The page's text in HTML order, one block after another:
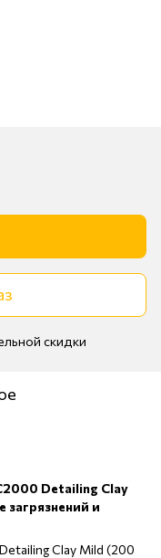
скидки
Detailing Clay
и
Clay Mild (200